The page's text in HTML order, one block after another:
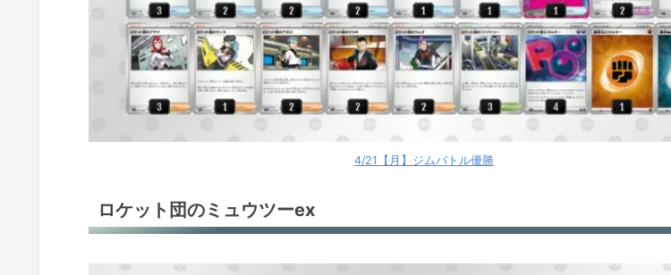
4/21【月】ジムバトル優勝
ロケット団のミュウツーex